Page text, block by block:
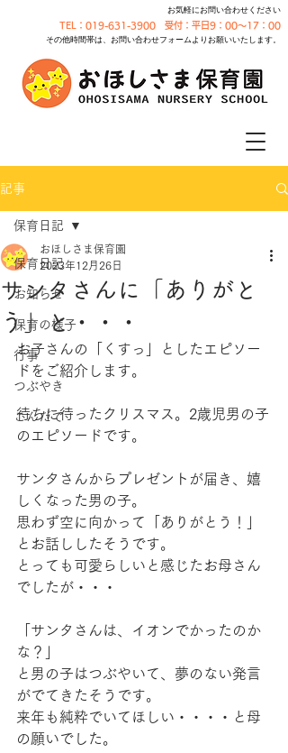
お気軽にお問い合わせください
TEL：019-631-3900 受付：平日9：00～17：00
その他時間帯は、お問い合わせフォームよりお願いいたします。
記事
保育日記
お知らせ
保育の様子
行事
つぶやき
こんだて
保育日記
サンタさんに「ありがと
う」と・・・
おほしさま保育園
2023年12月26日
お子さんの「くすっ」としたエピソー
ドをご紹介します。
待ちに待ったクリスマス。2歳児男の子
のエピソードです。
サンタさんからプレゼントが届き、嬉
しくなった男の子。
思わず空に向かって「ありがとう！」
とお話ししたそうです。
とっても可愛らしいと感じたお母さん
でしたが・・・
「サンタさんは、イオンでかったのか
な？」
と男の子はつぶやいて、夢のない発言
がでてきたそうです。
来年も純粋でいてほしい・・・・と母
の願いでした。